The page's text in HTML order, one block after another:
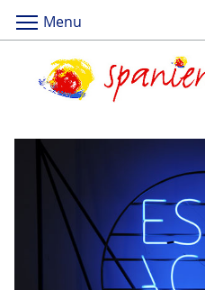
Menu